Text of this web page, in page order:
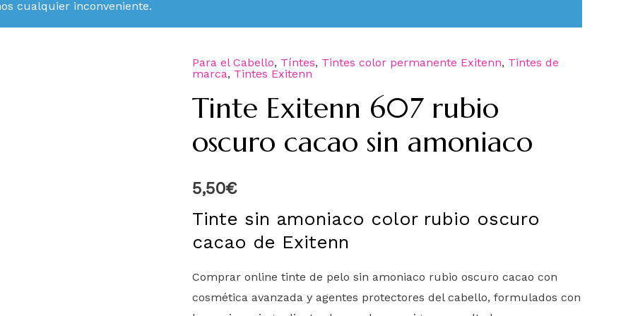
cualquier inconveniente.
Para el Cabello, Tíntes, Tintes color permanente Exitenn, Tintes de
marca, Tintes Exitenn
Tinte Exitenn 607 rubio
oscuro cacao sin amoniaco
5,50€
Tinte sin amoniaco color rubio oscuro
cacao de Exitenn
Comprar online tinte de pelo sin amoniaco rubio oscuro cacao con
cosmética avanzada y agentes protectores del cabello, formulados con